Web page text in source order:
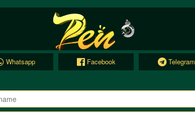
Whatsapp Facebook Telegram